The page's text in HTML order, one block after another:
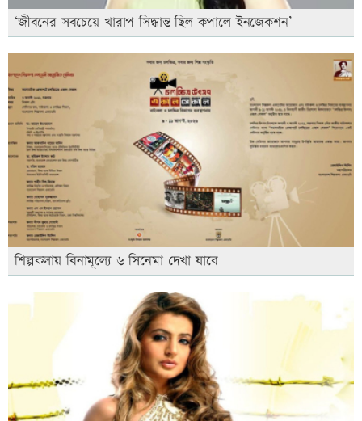
‘জীবনের সবচেয়ে খারাপ সিদ্ধান্ত ছিল কপালে ইনজেকশন’
শিল্পকলায় বিনামূল্যে ৬ সিনেমা দেখা যাবে